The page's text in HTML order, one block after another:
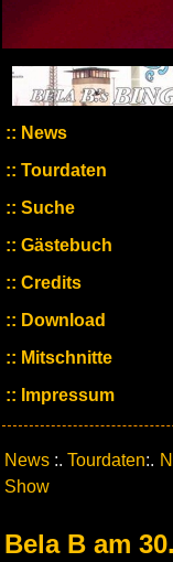
News
Tourdaten
Suche
Gästebuch
Credits
Download
Mitschnitte
Impressum
News :.Tourdaten:.
Show
Bela B am